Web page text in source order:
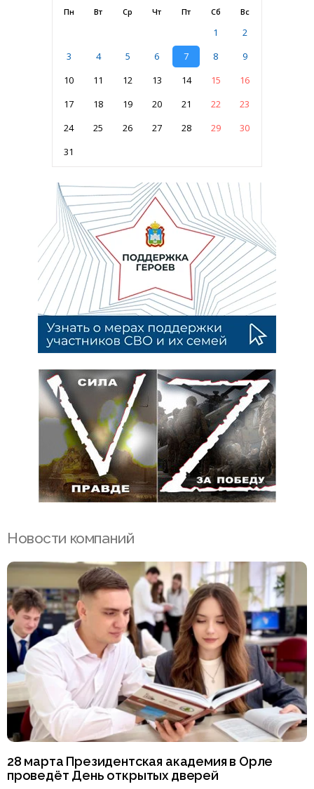
Пн Вт Ср Чт Пт Сб Вс
1
2
3
4 5 6 7 8
9
10
11 12 13 14 15
16
17
18 19 20 21 22
23
24
25 26 27 28 29
30
31
Новости компаний
28 марта Президентская академия в Орле
проведёт День открытых дверей